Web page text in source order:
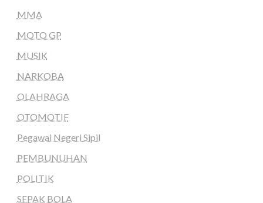
MMA
MOTO GP
MUSIK
NARKOBA
OLAHRAGA
OTOMOTIF
Pegawai Negeri Sipil
PEMBUNUHAN
POLITIK
SEPAK BOLA